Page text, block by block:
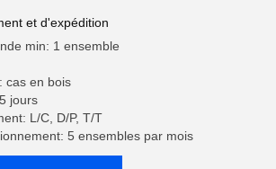
et d'expédition
min: 1 ensemble
cas en bois
jours
L/C, D/P, T/T
5 ensembles par mois